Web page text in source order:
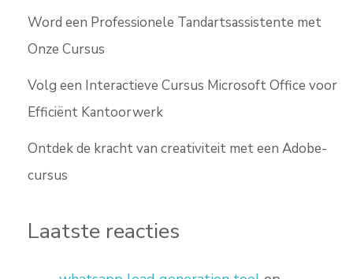
Word een Professionele Tandartsassistente met
Onze Cursus
Volg een Interactieve Cursus Microsoft Office voor
Efficiënt Kantoorwerk
Ontdek de kracht van creativiteit met een Adobe-
cursus
Laatste reacties